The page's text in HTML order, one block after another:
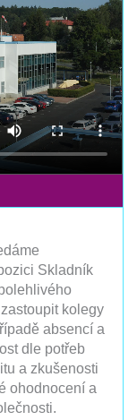
Skladník
kolegy
absencí a
dle potřeb
a zkušenosti
ohodnocení a